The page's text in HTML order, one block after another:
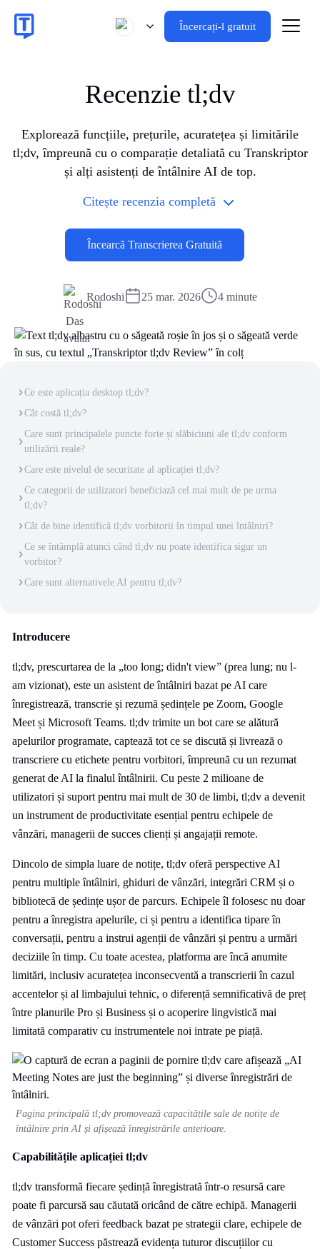
Încercați-l gratuit
Recenzie tl;dv
Explorează funcțiile, prețurile, acuratețea și limitările
tl;dv, împreună cu o comparație detaliată cu Transkriptor
și alți asistenți de întâlnire AI de top.
Citește recenzia completă
Încearcă Transcrierea Gratuită
Rodoshi 25 mar. 2026 4 minute
Ce este aplicația desktop tl;dv?
Cât costă tl;dv?
Care sunt principalele puncte forte și slăbiciuni ale tl;dv conform
utilizării reale?
Care este nivelul de securitate al aplicației tl;dv?
Ce categorii de utilizatori beneficiază cel mai mult de pe urma
tl;dv?
Cât de bine identifică tl;dv vorbitorii în timpul unei întâlniri?
Ce se întâmplă atunci când tl;dv nu poate identifica sigur un
vorbitor?
Care sunt alternativele AI pentru tl;dv?
Introducere
tl;dv, prescurtarea de la „too long; didn't view” (prea lung; nu l-
am vizionat), este un asistent de întâlniri bazat pe AI care
înregistrează, transcrie și rezumă ședințele pe Zoom, Google
Meet și Microsoft Teams. tl;dv trimite un bot care se alătură
apelurilor programate, captează tot ce se discută și livrează o
transcriere cu etichete pentru vorbitori, împreună cu un rezumat
generat de AI la finalul întâlnirii. Cu peste 2 milioane de
utilizatori și suport pentru mai mult de 30 de limbi, tl;dv a devenit
un instrument de productivitate esențial pentru echipele de
vânzări, managerii de succes clienți și angajații remote.
Dincolo de simpla luare de notițe, tl;dv oferă perspective AI
pentru multiple întâlniri, ghiduri de vânzări, integrări CRM și o
bibliotecă de ședințe ușor de parcurs. Echipele îl folosesc nu doar
pentru a înregistra apelurile, ci și pentru a identifica tipare în
conversații, pentru a instrui agenții de vânzări și pentru a urmări
deciziile în timp. Cu toate acestea, platforma are încă anumite
limitări, inclusiv acuratețea inconsecventă a transcrierii în cazul
accentelor și al limbajului tehnic, o diferență semnificativă de preț
între planurile Pro și Business și o acoperire lingvistică mai
limitată comparativ cu instrumentele noi intrate pe piață.
Pagina principală tl;dv promovează capacitățile sale de notițe de
întâlnire prin AI și afișează înregistrările anterioare.
Capabilitățile aplicației tl;dv
tl;dv transformă fiecare ședință înregistrată într-o resursă care
poate fi parcursă sau căutată oricând de către echipă. Managerii
de vânzări pot oferi feedback bazat pe strategii clare, echipele de
Customer Success păstrează evidența tuturor discuțiilor cu